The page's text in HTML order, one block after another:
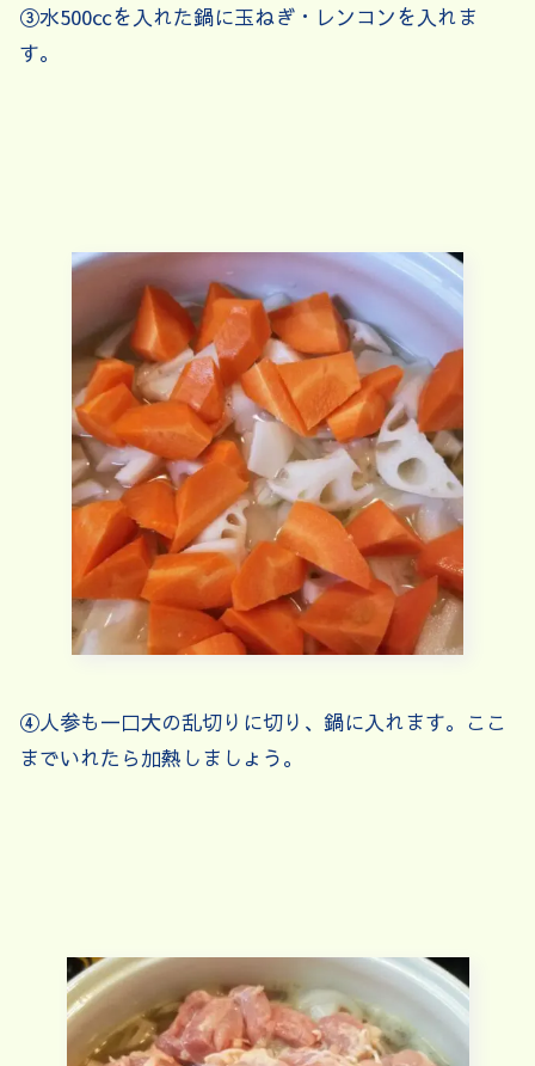
③水500㏄を入れた鍋に玉ねぎ・レンコンを入れま
す。
④人参も一口大の乱切りに切り、鍋に入れます。ここ
までいれたら加熱しましょう。